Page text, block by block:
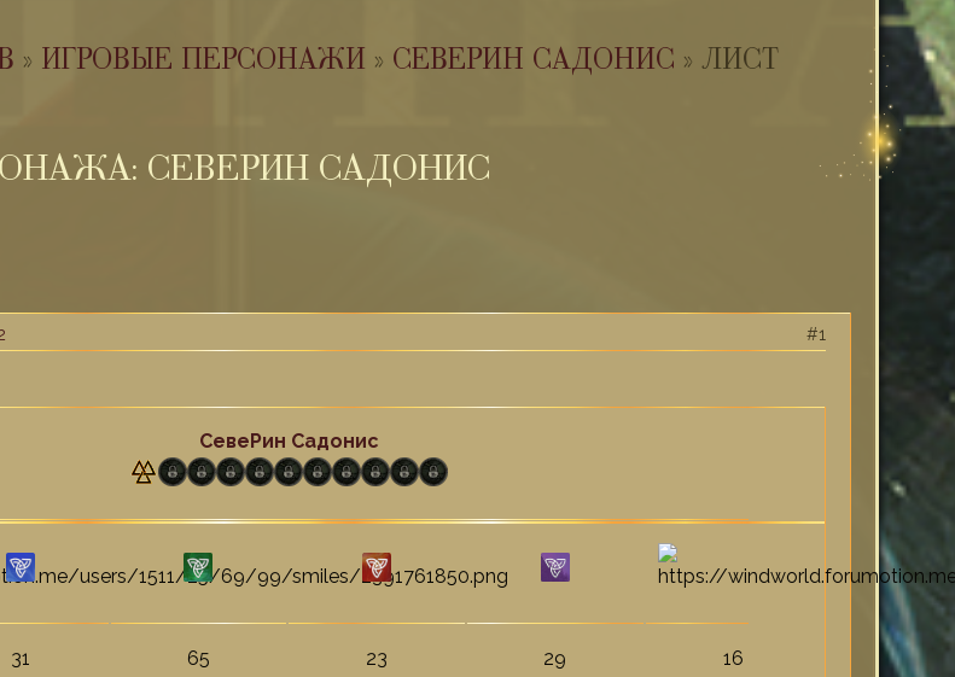
» ИГРОВЫЕ ПЕРСОНАЖИ » СЕВЕРИН САДОНИС » ЛИСТ
СЕВЕРИН САДОНИС
1
СевеРин Садонис
31 65 23 29 16